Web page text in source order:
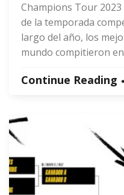
Champions Tour
de la temporada
largo del año, los
mundo compitieron
Continue Reading